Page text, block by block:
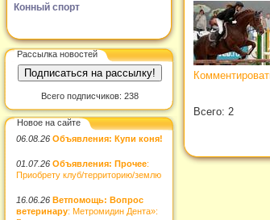
Конный спорт
Рассылка новостей
Всего подписчиков: 238
Новое на сайте
06.08.26 Объявления: Купи коня!
01.07.26 Объявления: Прочее:
Приобрету клуб/территорию/землю
16.06.26 Ветпомощь: Вопрос
ветеринару: Метромидин Дента»:
Всего: 2